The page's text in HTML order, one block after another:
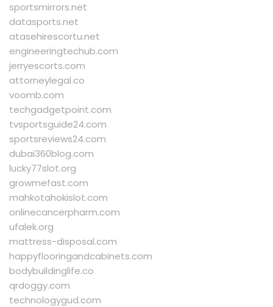
sportsmirrors.net
datasports.net
atasehirescortu.net
engineeringtechub.com
jerryescorts.com
attorneylegal.co
voomb.com
techgadgetpoint.com
tvsportsguide24.com
sportsreviews24.com
dubai360blog.com
lucky77slot.org
growmefast.com
mahkotahokislot.com
onlinecancerpharm.com
ufalek.org
mattress-disposal.com
happyflooringandcabinets.com
bodybuildinglife.co
qrdoggy.com
technologygud.com